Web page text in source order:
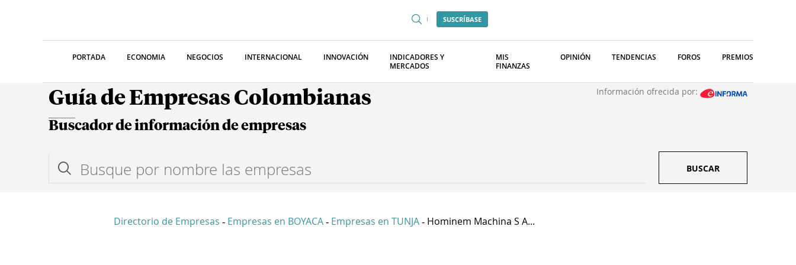
SUSCRÍBASE
PORTADA ECONOMIA NEGOCIOS INTERNACIONAL INNOVACIÓN
INDICADORES Y
MERCADOS
MIS
FINANZAS
OPINIÓN TENDENCIAS FOROS PREMIOS
Guía de Empresas Colombianas Información ofrecida por:
Buscador de información de empresas
BUSCAR
Directorio de Empresas - Empresas en BOYACA - Empresas en TUNJA - Hominem Machina S A...